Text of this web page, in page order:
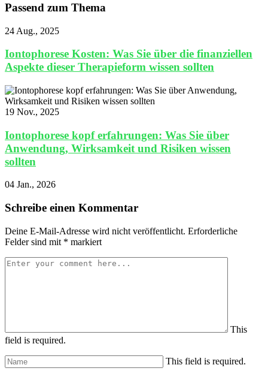
Passend zum Thema
24 Aug., 2025
Iontophorese Kosten: Was Sie über die finanziellen
Aspekte dieser Therapieform wissen sollten
19 Nov., 2025
Iontophorese kopf erfahrungen: Was Sie über
Anwendung, Wirksamkeit und Risiken wissen
sollten
04 Jan., 2026
Schreibe einen Kommentar
Deine E-Mail-Adresse wird nicht veröffentlicht. Erforderliche
Felder sind mit * markiert
This
field is required.
This field is required.